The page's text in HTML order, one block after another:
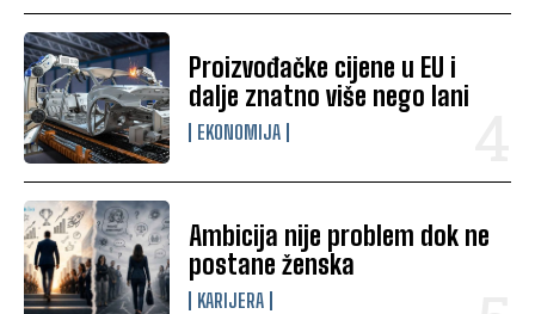
Proizvođačke cijene u EU i
dalje znatno više nego lani
EKONOMIJA
Ambicija nije problem dok ne
postane ženska
KARIJERA